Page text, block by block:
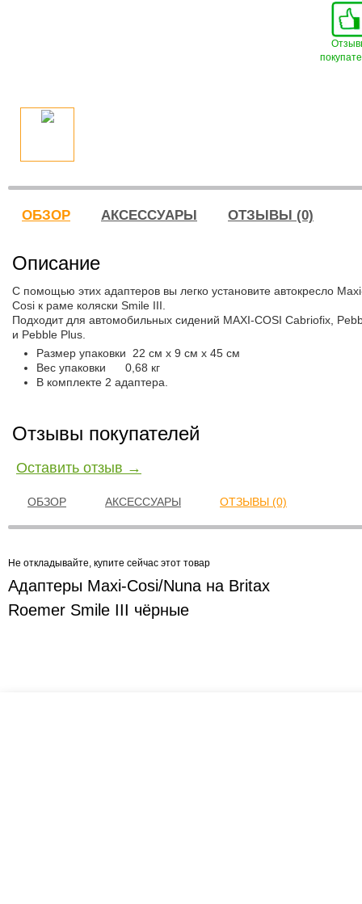
ОБЗОР АКСЕССУАРЫ ОТЗЫВЫ (0)
Описание
С помощью этих адаптеров вы легко установите автокресло
Cosi к раме коляски Smile III.
Подходит для автомобильных сидений MAXI-COSI Cabriofix,
и Pebble Plus.
Размер упаковки 22 см х 9 см х 45 см
Вес упаковки 0,68 кг
В комплекте 2 адаптера.
Отзывы покупателей
Оставить отзыв →
ОБЗОР АКСЕССУАРЫ ОТЗЫВЫ (0)
Не откладывайте, купите сейчас этот товар
Адаптеры Maxi-Cosi/Nuna на Britax
Roemer Smile III чёрные